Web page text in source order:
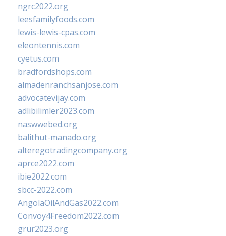
ngrc2022.org
leesfamilyfoods.com
lewis-lewis-cpas.com
eleontennis.com
cyetus.com
bradfordshops.com
almadenranchsanjose.com
advocatevijay.com
adlibilimler2023.com
naswwebed.org
balithut-manado.org
alteregotradingcompany.org
aprce2022.com
ibie2022.com
sbcc-2022.com
AngolaOilAndGas2022.com
Convoy4Freedom2022.com
grur2023.org